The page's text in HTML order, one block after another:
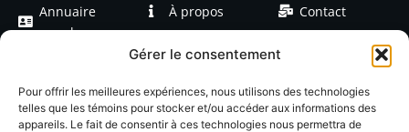
Gérer le consentement
Pour offrir les meilleures expériences, nous utilisons des technologies
telles que les témoins pour stocker et/ou accéder aux informations des
appareils. Le fait de consentir à ces technologies nous permettra de
Annuaire
membres
membre
Blog / Articles
À propos
FAQ
Événements
Contact